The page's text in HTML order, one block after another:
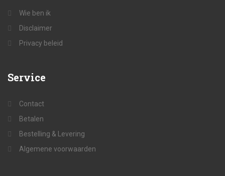
Wie ben ik
Disclaimer
Privacy beleid
Service
Contact
Betalen
Bestelling & Levering
Algemene voorwaarden